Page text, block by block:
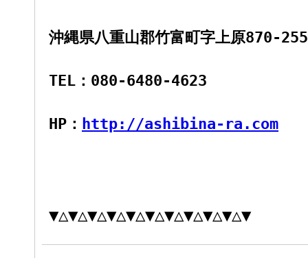
沖縄県八重山郡竹富町字上原870-
TEL：080-6480-4623
HP： http://ashibina-ra.com
▼△▼△▼△▼△▼△▼△▼△▼△▼△▼△▼